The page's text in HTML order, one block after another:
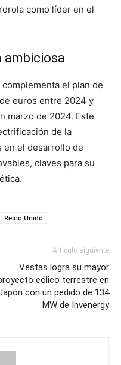
como líder en el
ambiciosa
el plan de
euros entre 2024 y
marzo de 2024. Este
de la
en el desarrollo de
claves para su
Reino Unido
Artículo siguiente
Vestas logra su mayor
eólico terrestre en
con un pedido de 134
MW de Invenergy